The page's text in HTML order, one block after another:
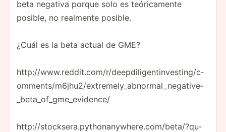
beta negativa porque solo es teóric­amente
posible, no realmente posible.
¿Cuál es la beta actual de GME?
http:­­//w­­ww.r­­ed­­dit.co­­m/­r­/­de­­epd­­il­i­g­en­­tin­­ve­s­t­in­­g/c­­
om­m­e­nt­­s/m­­6j­h­u­2/­­ext­­re­m­e­ly­­_ab­­no­r­m­al­­_ne­­ga­t­i­ve­­
_be­­ta­_­o­f_­­gme­­_e­v­i­dence/
http:­­//s­­to­c­k­se­­ra.p­­y­t­h­on­­any­­wh­e­r­e.c­­om­­/b­e­t­a/­­?qu­­